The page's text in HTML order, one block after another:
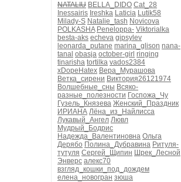
NATALIU BELLA_DIDO Cat_28
Inessairis Ireshka Laticia Lutik58
Milady-S Natalie_tash Novicova
POLKASHA Peneloppa- Viktorialka
besta-aks echeva gipsylev
leonarda_putane marina_glison nana-
tanal obasja october-girl ringing
tinarisha tortilka vados2384
xDopeHatex Вера_Мурашова
Ветка_сирени Виктория26121974
Волшебные_сны Всяко-
разные_полезности Госпожа_Чу
Гузель_Князева Женский_Праздник
ИРИАНА Лёна_из_Найлисса
Лукавый_Ангел Лювл
Мудрый_Бодрис
Надежда_Валентиновна Ольга
Дерябо Полина_Дубравина Ритуля-
тутуля Сергей_Щипин Шрек_Лесной
Энверс алекс70
взгляд_кошки_под_дождем
елена_новогран зюша